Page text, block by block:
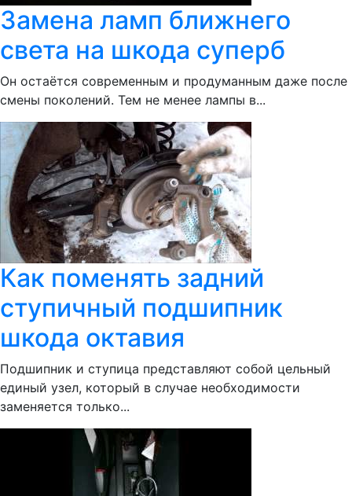
Замена ламп ближнего
света на шкода суперб
Он остаётся современным и продуманным даже после
смены поколений. Тем не менее лампы в...
Как поменять задний
ступичный подшипник
шкода октавия
Подшипник и ступица представляют собой цельный
единый узел, который в случае необходимости
заменяется только...